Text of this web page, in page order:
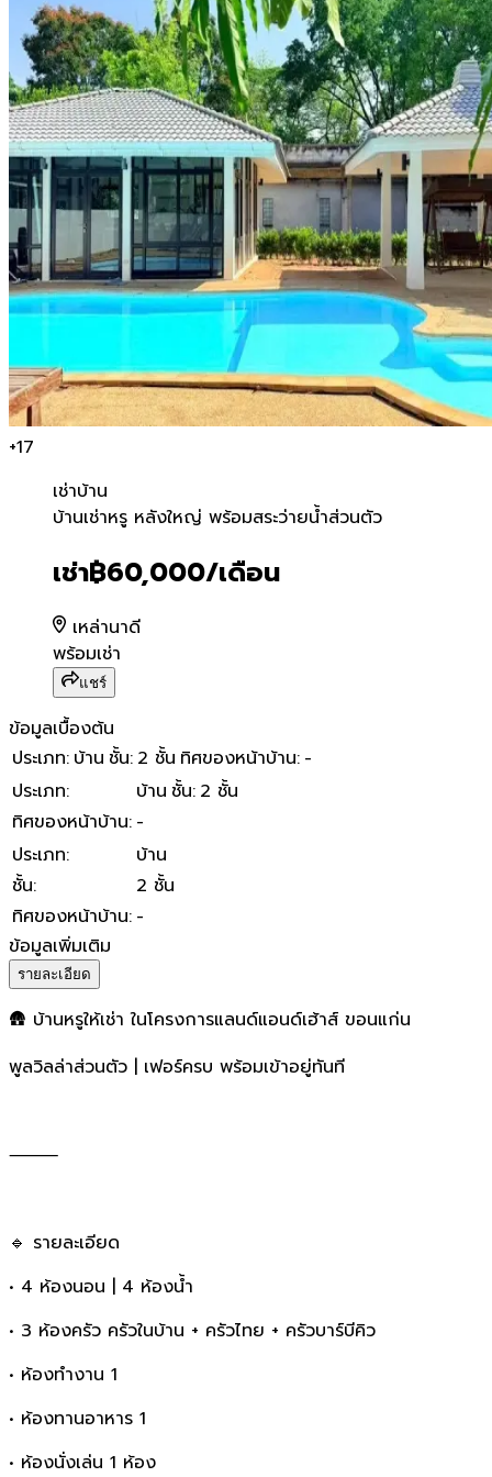
+17
เช่าบ้าน
บ้านเช่าหรู หลังใหญ่ พร้อมส
บ้านเช่าหรู หลังใหญ่ พร้อมสระว่ายน้ำส่วนตัว
เช่า฿60,000/เดือน
เหล่านาดี
พร้อมเช่า
แชร์
ข้อมูลเบื้องต้น
ประเภท: บ้าน ชั้น: 2 ชั้น ทิศของหน้าบ้าน: -
ประเภท: บ้าน ชั้น: 2 ชั้น
ทิศของหน้าบ้าน: -
ประเภท:
บ้าน
ชั้น:
2 ชั้น
ทิศของหน้าบ้าน: -
ข้อมูลเพิ่มเติม
รายละเอียด
🛖 บ้านหรูให้เช่า ในโครงการแลนด์แอนด์เฮ้าส์ ขอนแก่น
พูลวิลล่าส่วนตัว | เฟอร์ครบ พร้อมเข้าอยู่ทันที
⸻
🔹 รายละเอียด
• 4 ห้องนอน | 4 ห้องน้ำ
• 3 ห้องครัว ครัวในบ้าน + ครัวไทย + ครัวบาร์บีคิว
• ห้องทำงาน 1
• ห้องทานอาหาร 1
• ห้องนั่งเล่น 1 ห้อง